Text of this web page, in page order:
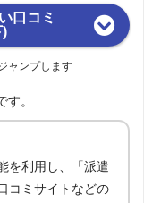
口コミ
ャンプします
。
を利用し、「派遣
コミサイトなどの